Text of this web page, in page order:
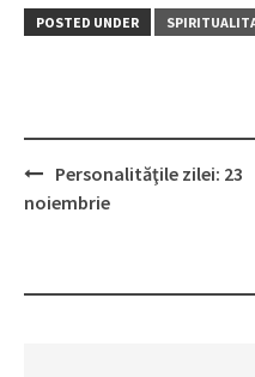
POSTED UNDER
Post
Personalităţile zilei: 23
noiembrie